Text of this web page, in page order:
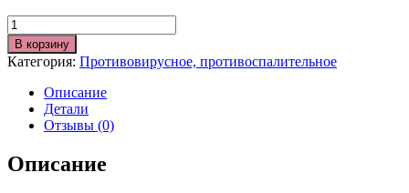
Количество
В корзину
Категория: Противовирусное, противоспалительное
Описание
Детали
Отзывы (0)
Описание